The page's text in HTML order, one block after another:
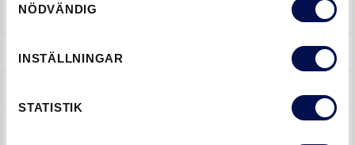
NÖDVÄNDIG
INSTÄLLNINGAR
STATISTIK
SÖK I ÄMNEN
INNERDÖRRAR